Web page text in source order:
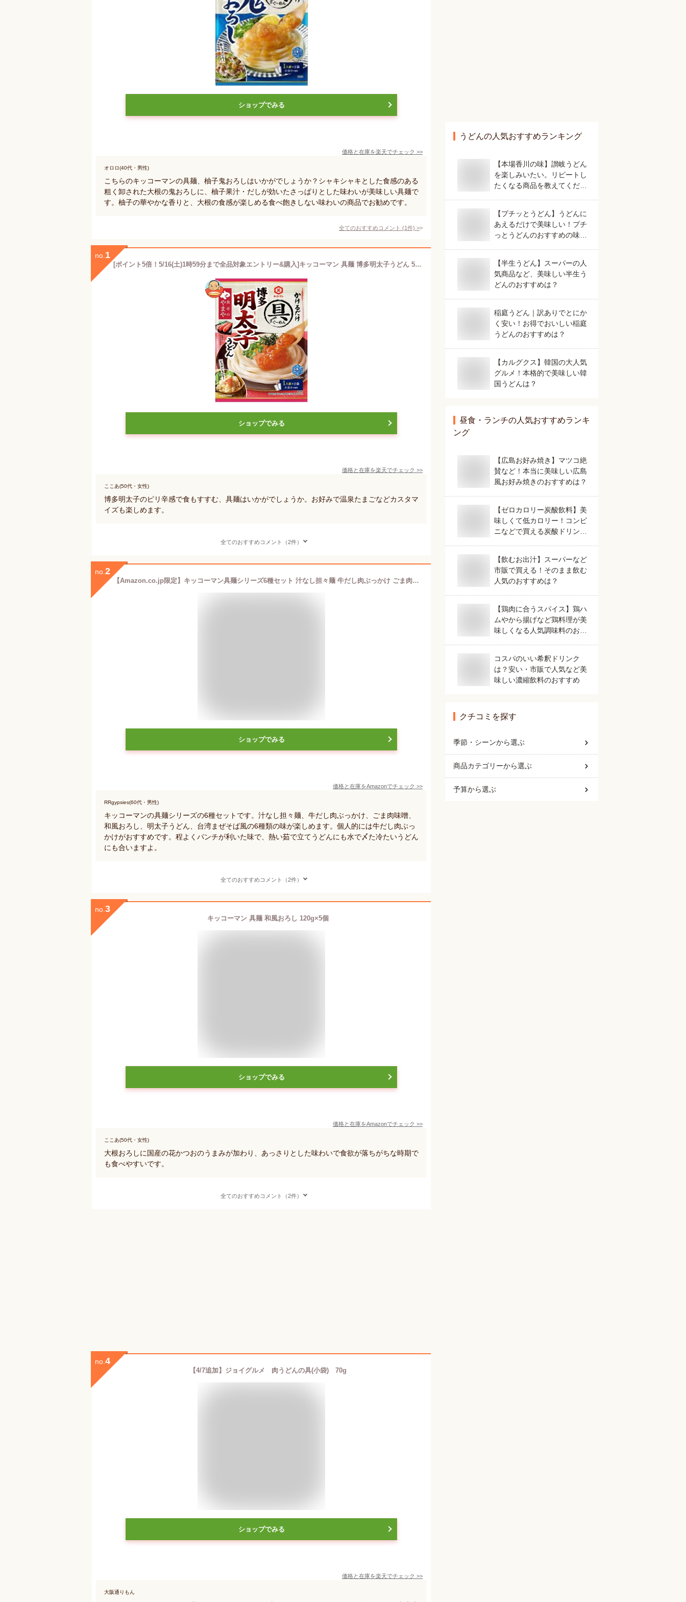
ショップでみる
価格と在庫を楽天でチェック >>
オロロ(40代・男性)
こちらのキッコーマンの具麺、柚子鬼おろしはいかがでしょうか？シャキシャキとした食感のある
粗く卸された大根の鬼おろしに、柚子果汁・だしが効いたさっぱりとした味わいが美味しい具麺で
す。柚子の華やかな香りと、大根の食感が楽しめる食べ飽きしない味わいの商品でお勧めです。
全てのおすすめコメント (1件) >
no. 1
[ポイント5倍！5/16(土)1時59分まで全品対象エントリー&購入]キッコーマン 具麺 博多明太子うどん 54g×10袋入｜ 送料無料 一般食品 麺用調味料 麺用ソース 料理の素
ショップでみる
価格と在庫を楽天でチェック >>
ここあ(50代・女性)
博多明太子のピリ辛感で食もすすむ、具麺はいかがでしょうか。お好みで温泉たまごなどカスタマ
イズも楽しめます。
全てのおすすめコメント（2件）
no. 2
【Amazon.co.jp限定】キッコーマン具麺シリーズ6種セット 汁なし担々麺 牛だし肉ぶっかけ ごま肉味噌 和風おろし 明太子うどん 台湾まぜそば風 うどん 素麺(そうめん) 中華麺 調味料
ショップでみる
価格と在庫をAmazonでチェック >>
RRgypsies(60代・男性)
キッコーマンの具麺シリーズの6種セットです。汁なし担々麺、牛だし肉ぶっかけ、ごま肉味噌、
和風おろし、明太子うどん、台湾まぜそば風の6種類の味が楽しめます。個人的には牛だし肉ぶっ
かけがおすすめです。程よくパンチが利いた味で、熱い茹で立てうどんにも水で〆た冷たいうどん
にも合いますよ。
全てのおすすめコメント（2件）
no. 3
キッコーマン 具麺 和風おろし 120g×5個
ショップでみる
価格と在庫をAmazonでチェック >>
ここあ(50代・女性)
大根おろしに国産の花かつおのうまみが加わり、あっさりとした味わいで食欲が落ちがちな時期で
も食べやすいです。
全てのおすすめコメント（2件）
no. 4
【4/7追加】ジョイグルメ 肉うどんの具(小袋) 70g
ショップでみる
価格と在庫を楽天でチェック >>
大阪通りもん
うどんの人気おすすめランキング
【本場香川の味】讃岐うどん
を楽しみいたい。リピートし
たくなる商品を教えてくださ
【プチッとうどん】うどんに
あえるだけで美味しい！プチ
っとうどんのおすすめの味
【半生うどん】スーパーの人
気商品など、美味しい半生う
どんのおすすめは？
稲庭うどん｜訳ありでとにか
く安い！お得でおいしい稲庭
うどんのおすすめは？
【カルグクス】韓国の大人気
グルメ！本格的で美味しい韓
国うどんは？
昼食・ランチの人気おすすめランキ
ング
【広島お好み焼き】マツコ絶
賛など！本当に美味しい広島
風お好み焼きのおすすめは？
【ゼロカロリー炭酸飲料】美
味しくて低カロリー！コンビ
ニなどで買える炭酸ドリンク
【飲むお出汁】スーパーなど
市販で買える！そのまま飲む
人気のおすすめは？
【鶏肉に合うスパイス】鶏ハ
ムやから揚げなど鶏料理が美
味しくなる人気調味料のおす
コスパのいい希釈ドリンク
は？安い・市販で人気など美
味しい濃縮飲料のおすすめ
クチコミを探す
季節・シーンから選ぶ
商品カテゴリーから選ぶ
予算から選ぶ